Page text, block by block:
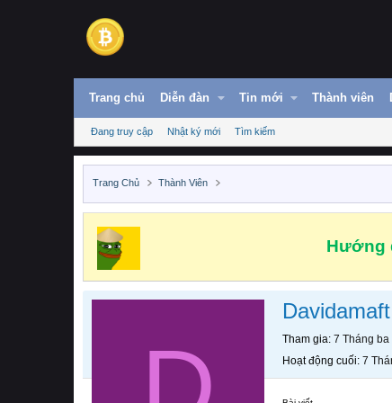
Trang chủ Diễn đàn Tin mới Thành viên
Đang truy cập Nhật ký mới Tìm kiếm
Trang Chủ Thành Viên
Hướng
Davidamaft
Tham gia 7 Tháng ba
Hoạt động cuối 7